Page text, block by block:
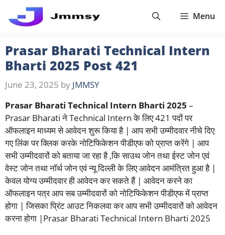
Menu
Prasar Bharati Technical Intern
Bharti 2025 Post 421
June 23, 2025 by JMMSY
Prasar Bharati Technical Intern Bharti 2025 –
Prasar Bharati ने Technical Intern के लिए 421 पदों पर
ऑफलाइन माध्यम से आवेदन शुरू किया है | आप सभी उम्मीदवार नीचे दिए
गए लिंक पर क्लिक करके नोटिफिकेशन पीडीएफ को प्राप्त करेंगे | आप
सभी उम्मीदवारों को बताया जा रहा है ,कि साउथ जोन तथा ईस्ट जोन एवं
वेस्ट जोन तथा नॉर्थ जोन एवं न्यू दिल्ली के लिए आवेदन आमंत्रित हुआ है |
केवल योग्य उम्मीदवार ही आवेदन कर सकते हैं | आवेदन करने का
ऑफलाइन पत्र आप सब उम्मीदवारों को नोटिफिकेशन पीडीएफ में प्राप्त
होगा | जिसका प्रिंट आउट निकलवा कर आप सभी उम्मीदवारों को आवेदन
करना होगा |Prasar Bharati Technical Intern Bharti 2025